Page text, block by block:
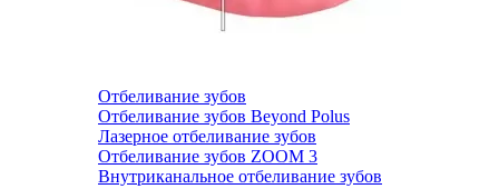
Отбеливание зубов
Отбеливание зубов Beyond Polus
Лазерное отбеливание зубов
Отбеливание зубов ZOOM 3
Внутриканальное отбеливание зубов